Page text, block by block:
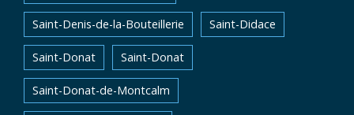
Saint-Denis-de-la-Bouteillerie Saint-Didace
Saint-Donat Saint-Donat
Saint-Donat-de-Montcalm